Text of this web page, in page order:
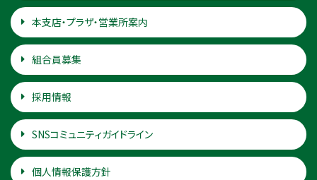
本支店・プラザ・営業所案内
組合員募集
採用情報
SNSコミュニティガイドライン
個人情報保護方針